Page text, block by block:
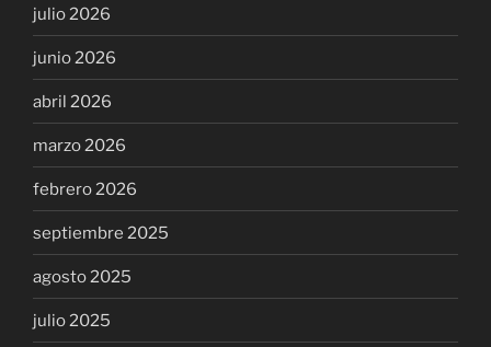
julio 2026
junio 2026
abril 2026
marzo 2026
febrero 2026
septiembre 2025
agosto 2025
julio 2025